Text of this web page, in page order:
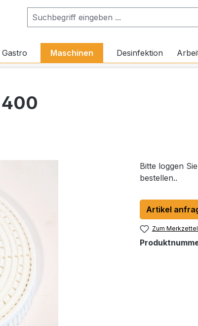
Gastro Maschinen Desinfektion
400
Bitte loggen
bestellen..
Artikel
Zum